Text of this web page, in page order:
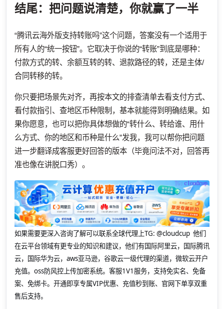
结尾：把问题说清楚，你就赢了一半
“腾讯云海外版支持转账吗”这个问题，答案没有一个适用于
所有人的“统一按钮”。它取决于你说的“转账”到底是哪种：
付款方式的转、余额互转的转、退款路径的转，还是主体/
合同转移的转。
你只要把场景先对齐，再按本文的排查清单去看支付方式、
看付款指引、查地区币种限制，基本就能得到明确结果。如
果你愿意，也可以把你具体想做的“转什么、转给谁、用什
么方式、你的地区和币种是什么”发我，我可以帮你把问题
进一步翻译成客服更好回答的版本（毕竟问法不对，回答再
准也像在讲脱口秀）。
如果需要更深入咨询了解可以联系全球代理上TG: @cloudcup 他们
在云平台领域有更专业的知识和建议，他们有国际阿里云，国际腾讯
云，国际华为云，aws亚马逊，谷歌云一级代理的渠道，微软云开户
充值。oss防风控上传加密系统。客服1V1服务，支持免实名、免备
案、免绑卡。开通即享专属VIP优惠、充值秒到账、官网下单享双重
售后支持。